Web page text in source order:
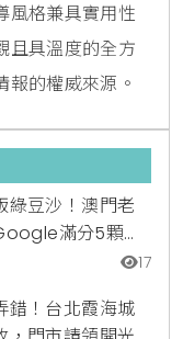
風格兼具實用性
且具溫度的全方
的權威來源。
綠豆沙！澳門老
滿分5顆星
17
錯！台北霞海城